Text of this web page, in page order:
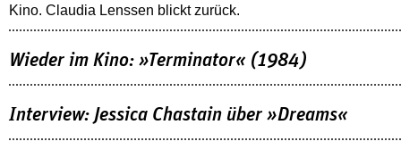
Kino. Claudia Lenssen blickt zurück.
Wieder im Kino: »Terminator« (1984)
Interview: Jessica Chastain über »Dreams«